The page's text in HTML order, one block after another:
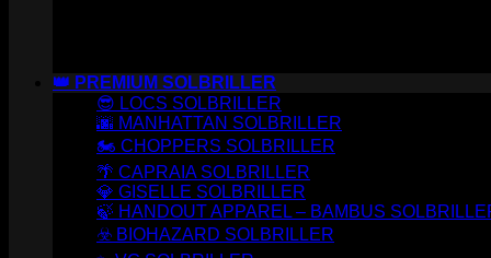
👑 PREMIUM SOLBRILLER
😎 LOCS SOLBRILLER
🌆 MANHATTAN SOLBRILLER
🏍️ CHOPPERS SOLBRILLER
🌴 CAPRAIA SOLBRILLER
💎 GISELLE SOLBRILLER
🍃 HANDOUT APPAREL – BAMBUS
☣️ BIOHAZARD SOLBRILLER